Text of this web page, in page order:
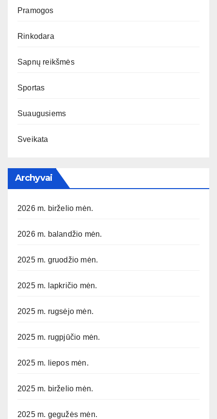
Pramogos
Rinkodara
Sapnų reikšmės
Sportas
Suaugusiems
Sveikata
Archyvai
2026 m. birželio mėn.
2026 m. balandžio mėn.
2025 m. gruodžio mėn.
2025 m. lapkričio mėn.
2025 m. rugsėjo mėn.
2025 m. rugpjūčio mėn.
2025 m. liepos mėn.
2025 m. birželio mėn.
2025 m. gegužės mėn.